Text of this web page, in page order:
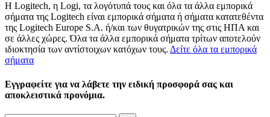
Η Logitech, η Logi, τα λογότυπά τους και όλα τα άλλα εμπορικά
σήματα της Logitech είναι εμπορικά σήματα ή σήματα κατατεθέντα
της Logitech Europe S.A. ή/και των θυγατρικών της στις ΗΠΑ και
σε άλλες χώρες. Όλα τα άλλα εμπορικά σήματα τρίτων αποτελούν
ιδιοκτησία των αντίστοιχων κατόχων τους. Δείτε όλα τα εμπορικά
σήματα
Εγγραφείτε για να λάβετε την ειδική προσφορά σας και
αποκλειστικά προνόμια.